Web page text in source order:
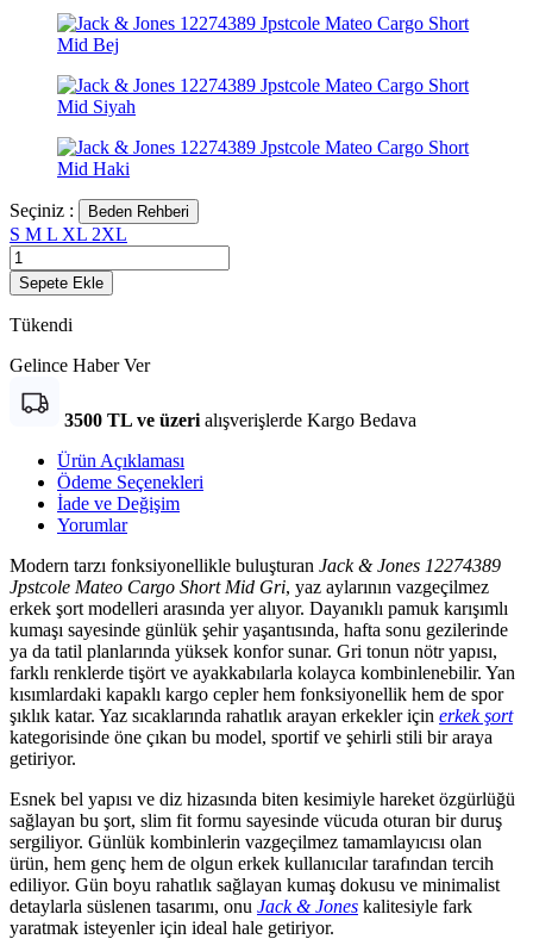
Seçiniz : Beden Rehberi
S M L XL 2XL
Sepete Ekle
Tükendi
Gelince Haber Ver
3500 TL ve üzeri alışverişlerde Kargo Bedava
Ürün Açıklaması
Ödeme Seçenekleri
İade ve Değişim
Yorumlar
Modern tarzı fonksiyonellikle buluşturan Jack & Jones 12274389
Jpstcole Mateo Cargo Short Mid Gri, yaz aylarının vazgeçilmez
erkek şort modelleri arasında yer alıyor. Dayanıklı pamuk karışımlı
kumaşı sayesinde günlük şehir yaşantısında, hafta sonu gezilerinde
ya da tatil planlarında yüksek konfor sunar. Gri tonun nötr yapısı,
farklı renklerde tişört ve ayakkabılarla kolayca kombinlenebilir. Yan
kısımlardaki kapaklı kargo cepler hem fonksiyonellik hem de spor
şıklık katar. Yaz sıcaklarında rahatlık arayan erkekler için erkek şort
kategorisinde öne çıkan bu model, sportif ve şehirli stili bir araya
getiriyor.
Esnek bel yapısı ve diz hizasında biten kesimiyle hareket özgürlüğü
sağlayan bu şort, slim fit formu sayesinde vücuda oturan bir duruş
sergiliyor. Günlük kombinlerin vazgeçilmez tamamlayıcısı olan
ürün, hem genç hem de olgun erkek kullanıcılar tarafından tercih
ediliyor. Gün boyu rahatlık sağlayan kumaş dokusu ve minimalist
detaylarla süslenen tasarımı, onu Jack & Jones kalitesiyle fark
yaratmak isteyenler için ideal hale getiriyor.